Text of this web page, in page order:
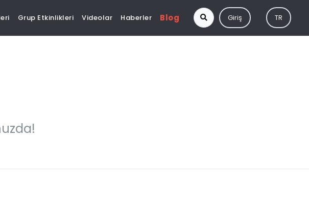
Grup Etkinlikleri Videolar Haberler Blog Giriş TR